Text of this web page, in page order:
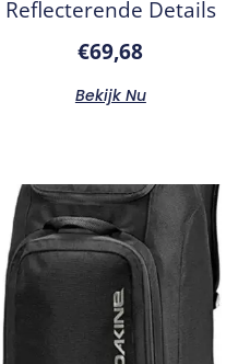
Reflecterende Details
€69,68
Bekijk Nu